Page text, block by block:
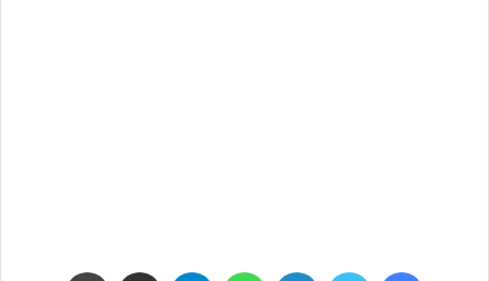
فيسبوك تويتر لينكدإن واتساب تيلقرام مشاركة عبر البريد